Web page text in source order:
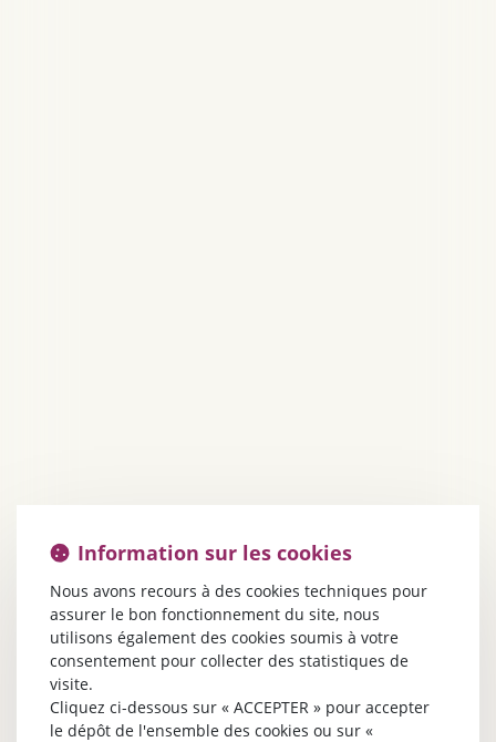
Information sur les cookies
Nous avons recours à des cookies techniques pour
assurer le bon fonctionnement du site, nous
utilisons également des cookies soumis à votre
consentement pour collecter des statistiques de
visite.
Cliquez ci-dessous sur « ACCEPTER » pour accepter
le dépôt de l'ensemble des cookies ou sur «